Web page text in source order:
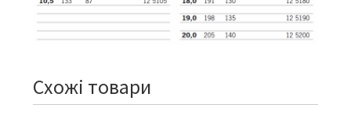
Схожі товари